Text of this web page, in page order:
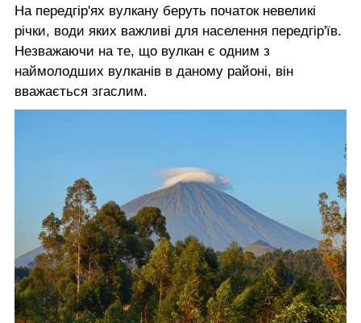
На передгір'ях вулкану беруть початок невеликі
річки, води яких важливі для населення передгір'їв.
Незважаючи на те, що вулкан є одним з
наймолодших вулканів в даному районі, він
вважається згаслим.